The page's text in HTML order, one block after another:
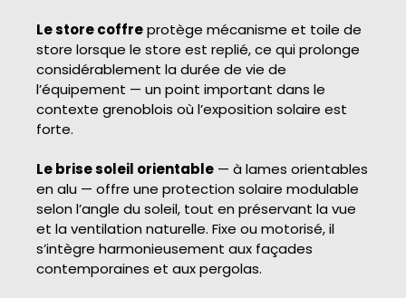
Le store coffreprotège mécanisme et toile de
store lorsque le store est replié, ce qui prolonge
considérablement la durée de vie de
l’équipement — un point important dans le
contexte grenoblois où l’exposition solaire est
forte.
Le brise soleil orientable — à lames orientables
en alu — offre une protection solaire modulable
selon l’angle du soleil, tout en préservant la vue
et la ventilation naturelle. Fixe ou motorisé, il
s’intègre harmonieusement aux façades
contemporaines et aux pergolas.